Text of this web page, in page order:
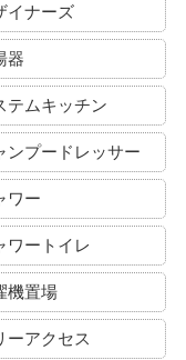
イナーズ
器
テムキッチン
ンプードレッサー
ワー
ワートイレ
機置場
ーアクセス